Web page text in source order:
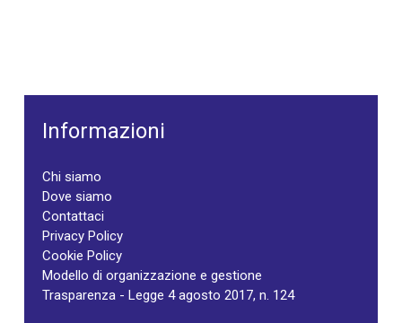
Informazioni
Chi siamo
Dove siamo
Contattaci
Privacy Policy
Cookie Policy
Modello di organizzazione e gestione
Trasparenza - Legge 4 agosto 2017, n. 124